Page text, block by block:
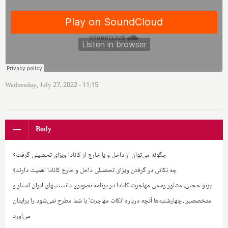
Wednesday, July 27, 2022 - 11:15
Body
چگونه می‌توان از داخل و یا خارج از کانادا ویزای تحصیلی گرفت؟
چه نکاتی در گرفتن ویزای تحصیلی داخل و خارج کانادا اهمیت دارند؟
پرتو حجتی، مشاور رسمی مهاجرت کانادا در برنامه تصویری دانستنیهای ایران استار و
متخصصین، چهارشنبه‌ها آنچه درباره 'نکات مهاجرت' با شما مطرح نمی‌شود را برایتان
می‌آورد